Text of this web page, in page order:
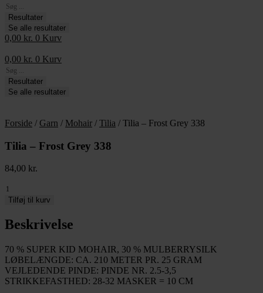
Search
...Resultater
Se alle resultater
0,00 kr. 0 Kurv
0,00 kr. 0 Kurv
Search
...Resultater
Se alle resultater
Forside / Garn / Mohair / Tilia / Tilia – Frost Grey 338
Tilia – Frost Grey 338
84,00 kr.
Tilia
Grey
338
Tilføj til kurv
Beskrivelse
70 % SUPER KID MOHAIR, 30 % MULBERRYSILK
LØBELÆNGDE: CA. 210 METER PR. 25 GRAM
VEJLEDENDE PINDE: PINDE NR. 2.5-3,5
STRIKKEFASTHED: 28-32 MASKER = 10 CM